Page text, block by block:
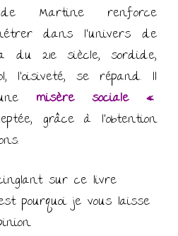
de Martine renforce
dans l’univers de
du 21e siècle, sordide,
l’oisiveté, se répand. Il
misère sociale «
grâce à l’obtention
sur ce livre
pourquoi je vous laisse